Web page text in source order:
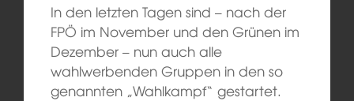
In den letzten Tagen sind – nach der
FPÖ im November und den Grünen im
Dezember – nun auch alle
wahlwerbenden Gruppen in den so
genannten „Wahlkampf“ gestartet.